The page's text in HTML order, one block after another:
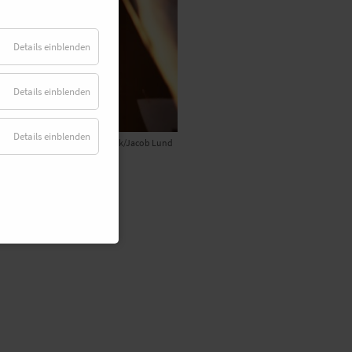
© Adobe Stock/Jacob Lund
Details einblenden
Details einblenden
Details einblenden